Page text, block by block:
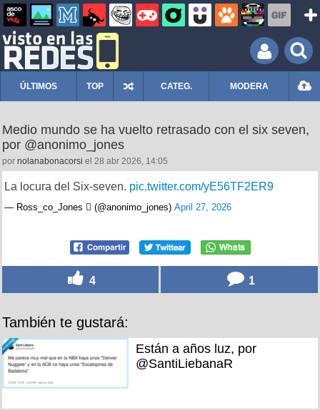
ÚLTIMOS TOP CATEG. MODERA
Medio mundo se ha vuelto retrasado con el six seven,
por @anonimo_jones
por nolanabonacorsi el 28 abr 2026, 14:05
La locura del Six-seven. pic.twitter.com/yE56TF2ER9
— Ross_co_Jones  (@anonimo_jones) April 27, 2026
4 1
También te gustará:
Están a años luz, por
@SantiLiebanaR